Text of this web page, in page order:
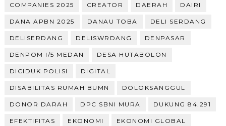
COMPANIES 2025 CREATOR DAERAH DAIRI
DANA APBN 2025 DANAU TOBA DELI SERDANG
DELISERDANG DELISWRDANG DENPASAR
DENPOM I/5 MEDAN DESA HUTABOLON
DICIDUK POLISI DIGITAL
DISABILITAS RUMAH BUMN DOLOKSANGGUL
DONOR DARAH DPC SBNI MURA DUKUNG 84.291
EFEKTIFITAS EKONOMI EKONOMI GLOBAL